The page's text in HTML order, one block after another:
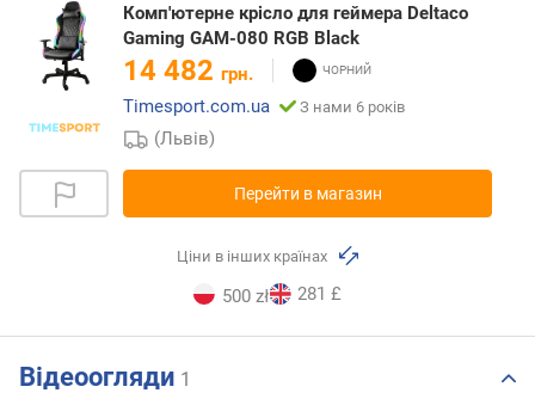
Комп'ютерне крісло для геймера Deltaco
Gaming GAM-080 RGB Black
14 482 грн.
Timesport.com.ua
З нами 6 років
(Львів)
Перейти в магазин
Ціни в інших країнах
500 zł 281 £
Відеоогляди 1